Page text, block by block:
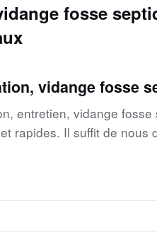
fosse
vidange fosse
entretien, vidange
rapides. Il suffit de nous